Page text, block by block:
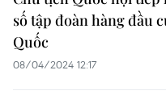
số tập đoàn hàng đầu
Quốc
08/04/2024 12:17